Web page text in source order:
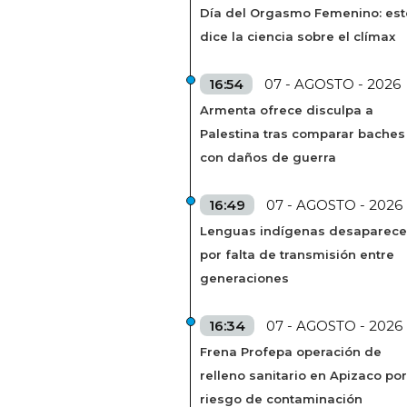
Día del Orgasmo Femenino:
dice la ciencia sobre el clímax
16:54 07 - AGOSTO - 2026
Armenta ofrece disculpa a
Palestina tras comparar baches
con daños de guerra
16:49 07 - AGOSTO - 2026
Lenguas indígenas
por falta de transmisión entre
generaciones
16:34 07 - AGOSTO - 2026
Frena Profepa operación de
relleno sanitario en Apizaco por
riesgo de contaminación